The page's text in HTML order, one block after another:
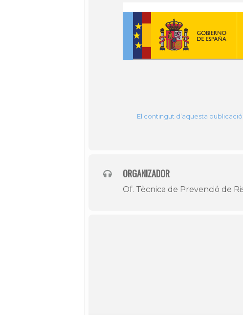
El contingut d’aquesta
ORGANIZADOR
Of. Tècnica de Prevenció de